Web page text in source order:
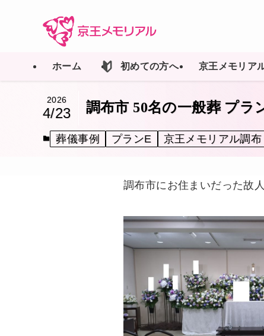
ホーム 初めての方へ 京王メモリア
調布市 50名の一般葬 プラ
2026
4/23
葬儀事例 プランE 京王メモリアル調布
調布市にお住まいだった故